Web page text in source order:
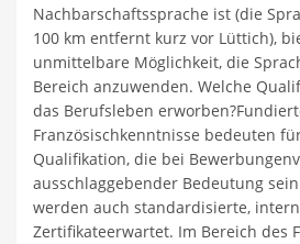
Nachbarschaftssprache ist (die
100 km entfernt kurz vor Lüttich),
unmittelbare Möglichkeit, die
Bereich anzuwenden. Welche
das Berufsleben
Französischkenntnisse bedeuten
Qualifikation, die bei
ausschlaggebender Bedeutung
werden auch standardisierte,
Zertifikateerwartet. Im Bereich des